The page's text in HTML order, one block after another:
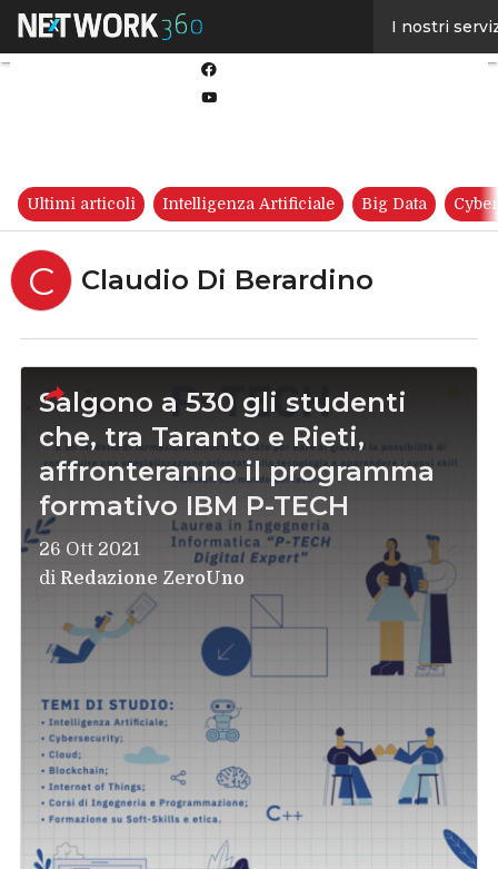
I nostri
Ultimi articoli Intelligenza Artificiale Big Data
C Claudio Di Berardino
Salgono a 530 gli studenti
che, tra Taranto e Rieti,
affronteranno il programma
formativo IBM P-TECH
26 Ott 2021
di Redazione ZeroUno